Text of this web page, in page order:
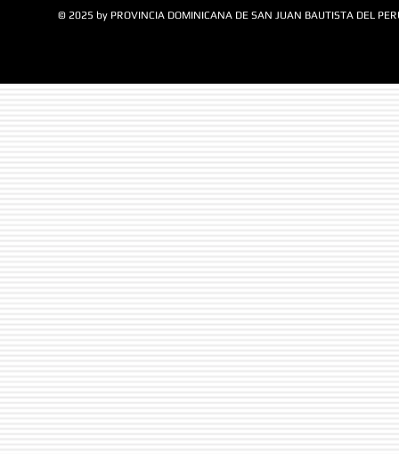
© 2025 by PROVINCIA DOMINICANA DE SAN JUAN BAUTISTA DEL